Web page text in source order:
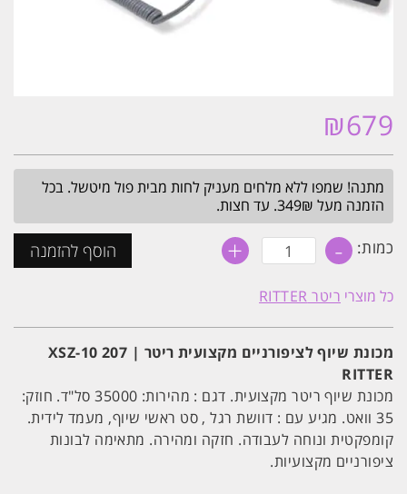
₪679
מתנה! שמפו ללא מלחים מעניק לחות מבית פול מיטשל. בכל
הזמנה מעל 349₪. עד חצות.
כמות: - כמות
של
שיוף
לציפורניים
ריטר
|
XSZ-
207
RITTER
+ הוסף להזמנה
כל מוצרי ריטר RITTER
מכונת שיוף לציפורניים מקצועית ריטר | XSZ-10 207
RITTER
מכונת שיוף ריטר מקצועית. דגם : מהירות: 35000 סל"ד. חוזק:
35 וואט. מגיע עם : דוושת רגל , סט ראשי שיוף, מעמד לידית.
קומפקטית ונוחה לעבודה. חזקה ומהירה. מתאימה לבונות
ציפורניים מקצועיות.